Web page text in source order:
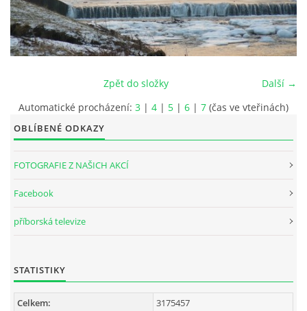
INTERNÍ SEKCE
Další →
Zpět do složky
Automatické procházení: 3 | 4 | 5 | 6 | 7 (čas ve vteřinách)
OBLÍBENÉ ODKAZY
FOTOGRAFIE Z NAŠICH AKCÍ
Facebook
příborská televize
STATISTIKY
Celkem: 3175457